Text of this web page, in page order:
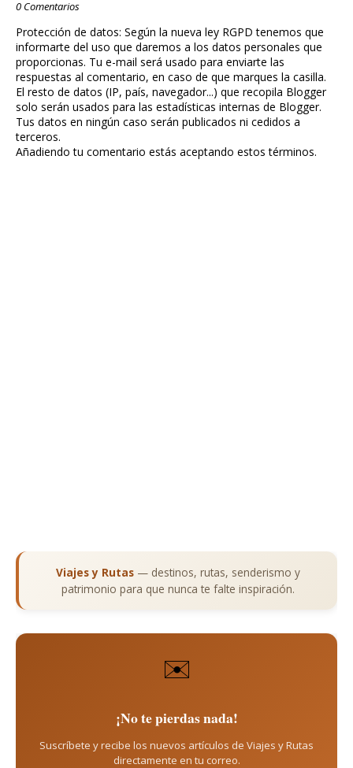
0 Comentarios
Protección de datos: Según la nueva ley RGPD tenemos que
informarte del uso que daremos a los datos personales que
proporcionas. Tu e-mail será usado para enviarte las
respuestas al comentario, en caso de que marques la casilla.
El resto de datos (IP, país, navegador...) que recopila Blogger
solo serán usados para las estadísticas internas de Blogger.
Tus datos en ningún caso serán publicados ni cedidos a
terceros.
Añadiendo tu comentario estás aceptando estos términos.
Viajes y Rutas — destinos, rutas, senderismo y
patrimonio para que nunca te falte inspiración.
✉️
¡No te pierdas nada!
Suscríbete y recibe los nuevos artículos de Viajes y Rutas
directamente en tu correo.